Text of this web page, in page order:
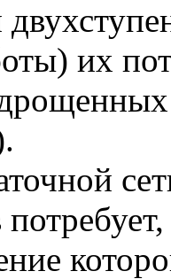
их